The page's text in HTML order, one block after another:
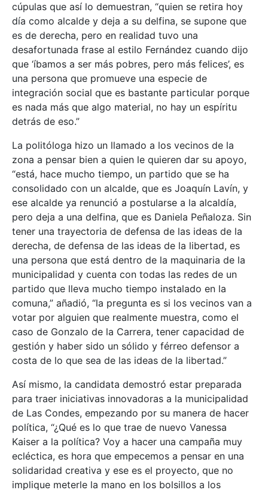
cúpulas que así lo demuestran, “quien se retira hoy
día como alcalde y deja a su delfina, se supone que
es de derecha, pero en realidad tuvo una
desafortunada frase al estilo Fernández cuando dijo
que ‘íbamos a ser más pobres, pero más felices’, es
una persona que promueve una especie de
integración social que es bastante particular porque
es nada más que algo material, no hay un espíritu
detrás de eso.”
La politóloga hizo un llamado a los vecinos de la
zona a pensar bien a quien le quieren dar su apoyo,
“está, hace mucho tiempo, un partido que se ha
consolidado con un alcalde, que es Joaquín Lavín, y
ese alcalde ya renunció a postularse a la alcaldía,
pero deja a una delfina, que es Daniela Peñaloza. Sin
tener una trayectoria de defensa de las ideas de la
derecha, de defensa de las ideas de la libertad, es
una persona que está dentro de la maquinaria de la
municipalidad y cuenta con todas las redes de un
partido que lleva mucho tiempo instalado en la
comuna,” añadió, “la pregunta es si los vecinos van a
votar por alguien que realmente muestra, como el
caso de Gonzalo de la Carrera, tener capacidad de
gestión y haber sido un sólido y férreo defensor a
costa de lo que sea de las ideas de la libertad.”
Así mismo, la candidata demostró estar preparada
para traer iniciativas innovadoras a la municipalidad
de Las Condes, empezando por su manera de hacer
política, “¿Qué es lo que trae de nuevo Vanessa
Kaiser a la política? Voy a hacer una campaña muy
ecléctica, es hora que empecemos a pensar en una
solidaridad creativa y ese es el proyecto, que no
implique meterle la mano en los bolsillos a los